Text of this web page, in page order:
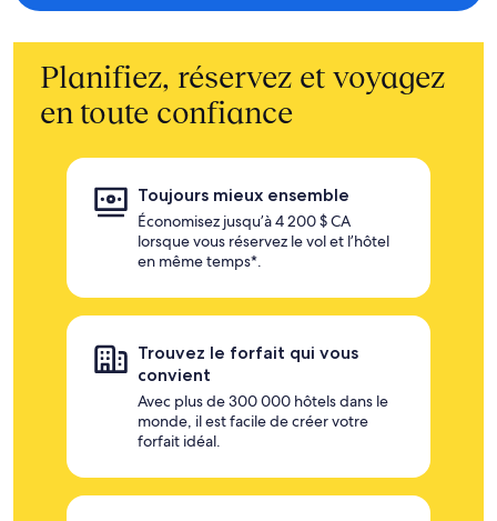
Planifiez, réservez et voyagez
en toute confiance
Toujours mieux ensemble
Économisez jusqu’à 4 200 $ CA
lorsque vous réservez le vol et l’hôtel
en même temps*.
Trouvez le forfait qui vous
convient
Avec plus de 300 000 hôtels dans le
monde, il est facile de créer votre
forfait idéal.